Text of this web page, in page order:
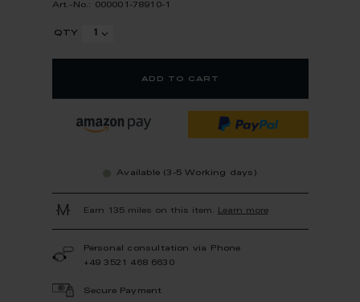
Art.-No.: 000001-78910-1
qty
add to cart
Available (3-5 Working days)
Earn 135 miles on this item. Learn more
Personal consultation via Phone
+49 3521 468 6630
Secure Payment